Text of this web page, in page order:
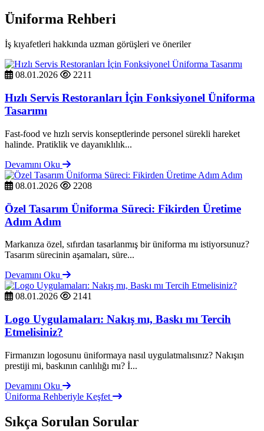
Üniforma Rehberi
İş kıyafetleri hakkında uzman görüşleri ve öneriler
08.01.2026 2211
Hızlı Servis Restoranları İçin Fonksiyonel Üniforma
Tasarımı
Fast-food ve hızlı servis konseptlerinde personel sürekli hareket
halinde. Pratiklik ve dayanıklılık...
Devamını Oku
08.01.2026 2208
Özel Tasarım Üniforma Süreci: Fikirden Üretime
Adım Adım
Markanıza özel, sıfırdan tasarlanmış bir üniforma mı istiyorsunuz?
Tasarım sürecinin aşamaları, süre...
Devamını Oku
08.01.2026 2141
Logo Uygulamaları: Nakış mı, Baskı mı Tercih
Etmelisiniz?
Firmanızın logosunu üniformaya nasıl uygulatmalısınız? Nakışın
prestiji mi, baskının canlılığı mı? İ...
Devamını Oku
Üniforma Rehberiyle Keşfet
Sıkça Sorulan Sorular